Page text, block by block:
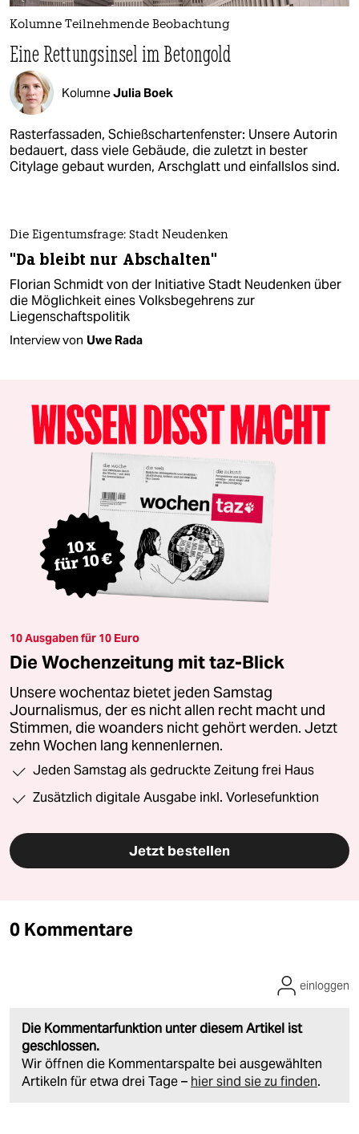
Kolumne Teilnehmende Beobachtung
Eine Rettungsinsel im Betongold
KolumneJulia Boek
Rasterfassaden, Schießschartenfenster: Unsere Autorin
bedauert, dass viele Gebäude, die zuletzt in bester
Citylage gebaut wurden, Arschglatt und einfallslos sind.
Die Eigentumsfrage: Stadt Neudenken
"Da bleibt nur Abschalten"
Florian Schmidt von der Initiative Stadt Neudenken über
die Möglichkeit eines Volksbegehrens zur
Liegenschaftspolitik
Interview von Uwe Rada
10 Ausgaben für 10 Euro
Die Wochenzeitung mit taz-Blick
Unsere wochentaz bietet jeden Samstag
Journalismus, der es nicht allen recht macht und
Stimmen, die woanders nicht gehört werden. Jetzt
zehn Wochen lang kennenlernen.
Jeden Samstag als gedruckte Zeitung frei Haus
Zusätzlich digitale Ausgabe inkl. Vorlesefunktion
Jetzt bestellen
0 Kommentare
Die Kommentarfunktion unter diesem Artikel ist
geschlossen.
Wir öffnen die Kommentarspalte bei ausgewählten
Artikeln für etwa drei Tage – hier sind sie zu finden.
einloggen